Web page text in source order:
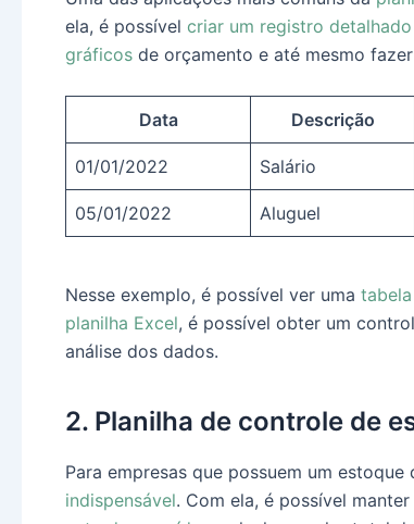
ela, é possível criar um registro
gráficos de orçamento e até mesmo
Data Descrição
01/01/2022 Salário
05/01/2022 Aluguel
Nesse exemplo, é possível ver uma
planilha Excel, é possível obter um
análise dos dados.
2. Planilha de controle de
Para empresas que possuem um estoque
indispensável. Com ela, é possível